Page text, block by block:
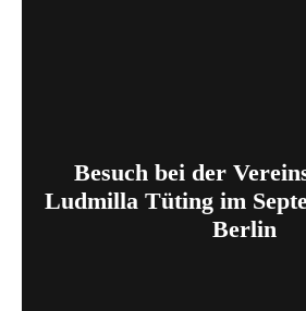
Besuch bei der
Ludmilla Tüting im
Berlin